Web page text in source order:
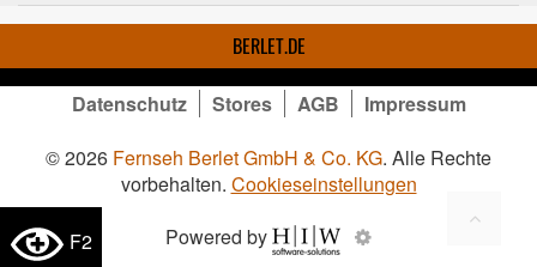
F2
BERLET.DE
Datenschutz Stores AGB
Impressum
© 2026 Fernseh Berlet GmbH & Co. KG. Alle Rechte
vorbehalten. Cookieseinstellungen
Powered by